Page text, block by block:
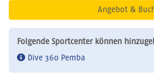
Angebot &
Folgende Sportcenter können
Dive 360 Pemba